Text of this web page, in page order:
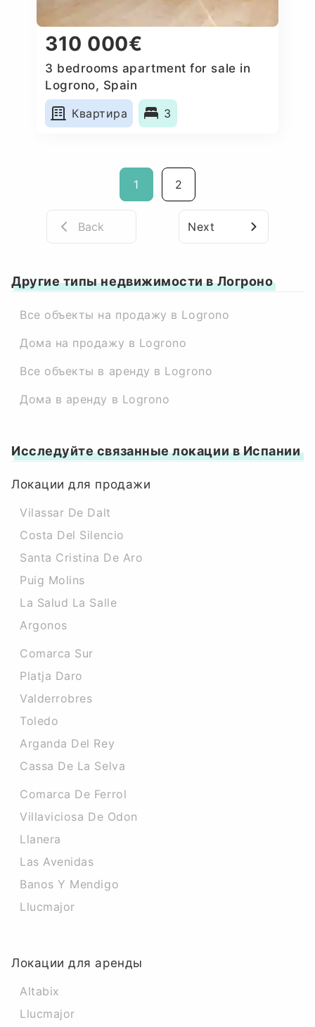
310 000€
3 bedrooms apartment for sale in
Logrono, Spain
Квартира
3
1 2
Back Next
Другие типы недвижимости в Логроно
Все объекты на продажу в Logrono
Дома на продажу в Logrono
Все объекты в аренду в Logrono
Дома в аренду в Logrono
Исследуйте связанные локации в Испании
Локации для продажи
Vilassar De Dalt
Costa Del Silencio
Santa Cristina De Aro
Puig Molins
La Salud La Salle
Argonos
Comarca Sur
Platja Daro
Valderrobres
Toledo
Arganda Del Rey
Cassa De La Selva
Comarca De Ferrol
Villaviciosa De Odon
Llanera
Las Avenidas
Banos Y Mendigo
Llucmajor
Локации для аренды
Altabix
Llucmajor